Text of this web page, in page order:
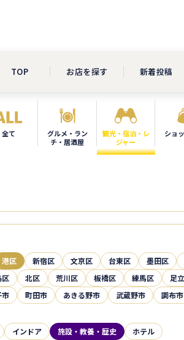
TOP お店を探す 新着投稿
全て
グルメ・ラン
チ・居酒屋
観光・宿泊・レ
ジャー
ショ
港区 新宿区 文京区 台東区 墨田区
区 北区 荒川区 板橋区 練馬区 足
市 町田市 あきる野市 武蔵野市 調布市
インドア 施設・教養・歴史 ホテル